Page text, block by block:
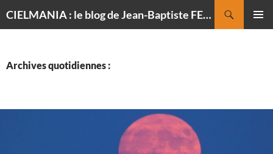
CIELMANIA : le blog de Jean-Baptiste FELDMANN, photographe du ciel
Archives quotidiennes :